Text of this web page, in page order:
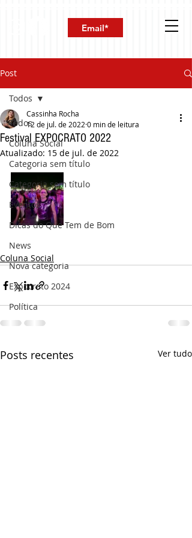
Post
Todos
Coluna Social
Categoria sem título
Categoria sem título
Eventos
Dicas do Que Tem de Bom
News
Nova categoria
Expocrato 2024
Política
Todos
Festival EXPOCRATO 2022
Cassinha Rocha
12 de jul. de 2022 0 min de leitura
Atualizado: 15 de jul. de 2022
Coluna Social
Posts recentes Ver tudo